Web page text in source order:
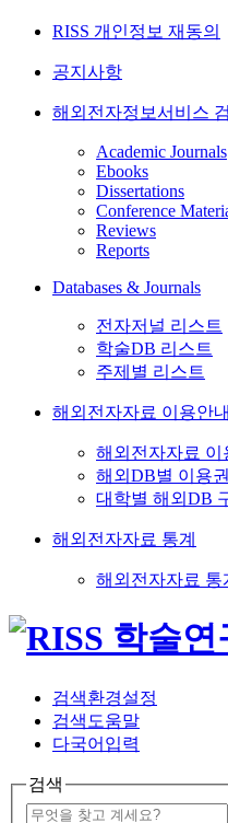
RISS 개인정보 재동의
공지사항
해외전자정보서비스
Academic Journals
Ebooks
Dissertations
Conference
Reviews
Reports
Databases & Journals
전자저널 리스트
학술DB 리스트
주제별 리스트
해외전자자료 이용안내
해외전자자료 이
해외DB별 이용
대학별 해외DB
해외전자자료 통계
해외전자자료 통
검색환경설정
검색도움말
다국어입력
검색